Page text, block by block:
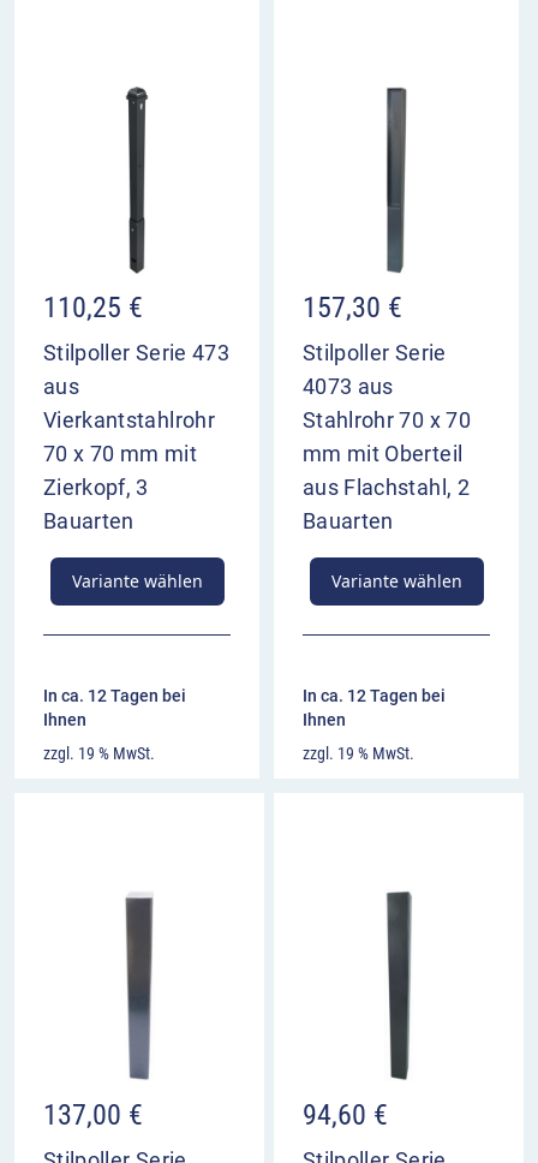
110,25 €
Stilpoller Serie 473
aus
Vierkantstahlrohr
70 x 70 mm mit
Zierkopf, 3
Bauarten
Variante wählen
In ca. 12 Tagen bei
Ihnen
zzgl. 19 % MwSt.
157,30 €
Stilpoller Serie
4073 aus
Stahlrohr 70 x 70
mm mit Oberteil
aus Flachstahl, 2
Bauarten
Variante wählen
In ca. 12 Tagen bei
Ihnen
zzgl. 19 % MwSt.
137,00 € 94,60 €